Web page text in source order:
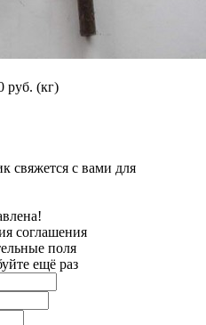
руб. (кг)
свяжется с вами для
соглашения
поля
ещё раз